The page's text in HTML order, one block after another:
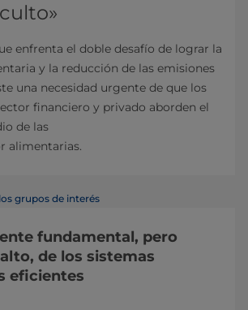
enfrenta el doble desafío de lograr la
y la reducción de las emisiones
una necesidad urgente de que los
financiero y privado aborden el
de las
alimentarias.
grupos de interés
fundamental, pero
de los sistemas
eficientes